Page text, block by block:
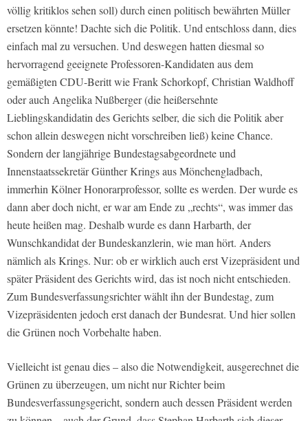
völlig kritiklos sehen soll) durch einen politisch bewährten Müller
ersetzen könnte! Dachte sich die Politik. Und entschloss dann, dies
einfach mal zu versuchen. Und deswegen hatten diesmal so
hervorragend geeignete Professoren-Kandidaten aus dem
gemäßigten CDU-Beritt wie Frank Schorkopf, Christian Waldhoff
oder auch Angelika Nußberger (die heißersehnte
Lieblingskandidatin des Gerichts selber, die sich die Politik aber
schon allein deswegen nicht vorschreiben ließ) keine Chance.
Sondern der langjährige Bundestagsabgeordnete und
Innenstaatssekretär Günther Krings aus Mönchengladbach,
immerhin Kölner Honorarprofessor, sollte es werden. Der wurde es
dann aber doch nicht, er war am Ende zu „rechts“, was immer das
heute heißen mag. Deshalb wurde es dann Harbarth, der
Wunschkandidat der Bundeskanzlerin, wie man hört. Anders
nämlich als Krings. Nur: ob er wirklich auch erst Vizepräsident und
später Präsident des Gerichts wird, das ist noch nicht entschieden.
Zum Bundesverfassungsrichter wählt ihn der Bundestag, zum
Vizepräsidenten jedoch erst danach der Bundesrat. Und hier sollen
die Grünen noch Vorbehalte haben.
Vielleicht ist genau dies – also die Notwendigkeit, ausgerechnet die
Grünen zu überzeugen, um nicht nur Richter beim
Bundesverfassungsgericht, sondern auch dessen Präsident werden